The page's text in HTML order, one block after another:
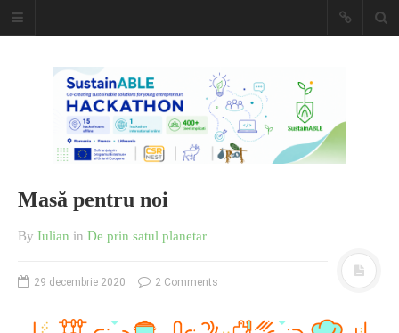
Caiet de
insemnari
DESCARCĂ!
Masă pentru noi
By Iulian in De prin satul planetar
29 decembrie 2020 2 Comments